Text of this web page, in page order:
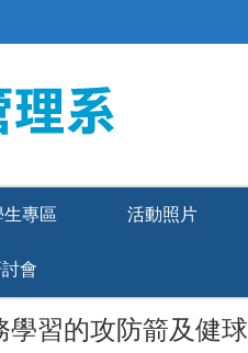
生專區 活動照片
會
學習的攻防箭及健球